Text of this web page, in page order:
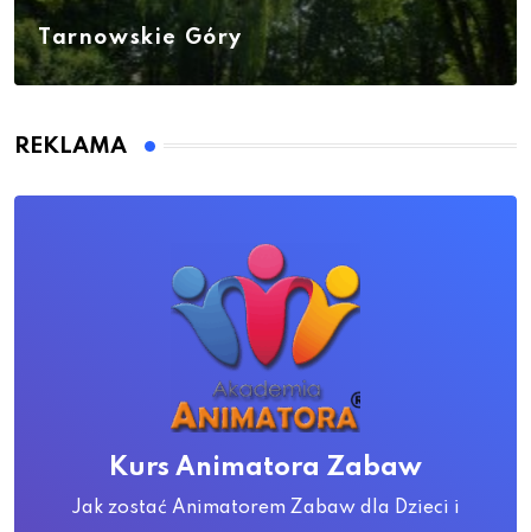
Tarnowskie Góry
REKLAMA
Kurs Animatora Zabaw
Jak zostać Animatorem Zabaw dla Dzieci i